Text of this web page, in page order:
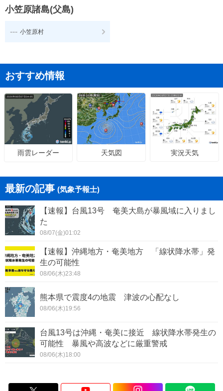
小笠原諸島(父島)
--- 小笠原村
おすすめ情報
雨雲レーダー 天気図 実況天気
最新の記事 (気象予報士)
【速報】台風13号 奄美大島が暴風域に入りまし
た
08/07(金)01:02
【速報】沖縄地方・奄美地方 「線状降水帯」発
生の可能性
08/06(木)23:48
熊本県で震度4の地震 津波の心配なし
08/06(木)19:56
台風13号は沖縄・奄美に接近 線状降水帯発生の
可能性 暴風や高波などに厳重警戒
08/06(木)18:00